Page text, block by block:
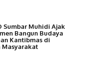
Sumbar Muhidi Ajak
Bangun Budaya
Kantibmas di
Masyarakat